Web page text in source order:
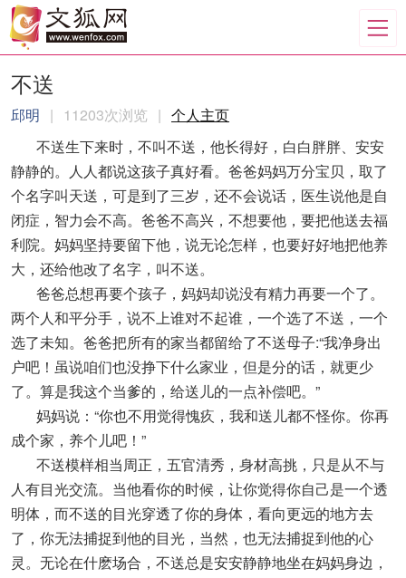
不送
邱明 | 11203次浏览 | 个人主页
不送生下来时，不叫不送，他长得好，白白胖胖、安安
静静的。人人都说这孩子真好看。爸爸妈妈万分宝贝，取了
个名字叫天送，可是到了三岁，还不会说话，医生说他是自
闭症，智力会不高。爸爸不高兴，不想要他，要把他送去福
利院。妈妈坚持要留下他，说无论怎样，也要好好地把他养
大，还给他改了名字，叫不送。
爸爸总想再要个孩子，妈妈却说没有精力再要一个了。
两个人和平分手，说不上谁对不起谁，一个选了不送，一个
选了未知。爸爸把所有的家当都留给了不送母子:“我净身出
户吧！虽说咱们也没挣下什么家业，但是分的话，就更少
了。算是我这个当爹的，给送儿的一点补偿吧。”
妈妈说：“你也不用觉得愧疚，我和送儿都不怪你。你再
成个家，养个儿吧！”
不送模样相当周正，五官清秀，身材高挑，只是从不与
人有目光交流。当他看你的时候，让你觉得你自己是一个透
明体，而不送的目光穿透了你的身体，看向更远的地方去
了，你无法捕捉到他的目光，当然，也无法捕捉到他的心
灵。无论在什麽场合，不送总是安安静静地坐在妈妈身边，